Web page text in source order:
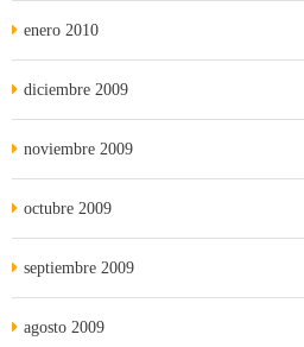
enero 2010
diciembre 2009
noviembre 2009
octubre 2009
septiembre 2009
agosto 2009